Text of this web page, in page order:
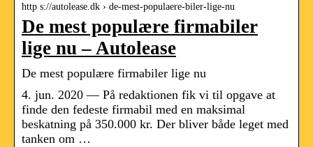
http s://autolease.dk › de-mest-populaere-biler-lige-nu
De mest populære firmabiler
lige nu – Autolease
De mest populære firmabiler lige nu
4. jun. 2020 — På redaktionen fik vi til opgave at
finde den fedeste firmabil med en maksimal
beskatning på 350.000 kr. Der bliver både leget med
tanken om …